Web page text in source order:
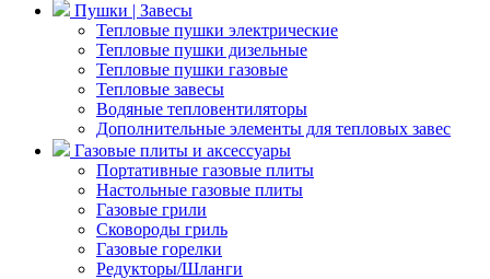
Пушки | Завесы
Тепловые пушки электрические
Тепловые пушки дизельные
Тепловые пушки газовые
Тепловые завесы
Водяные тепловентиляторы
Дополнительные элементы для тепловых завес
Газовые плиты и аксессуары
Портативные газовые плиты
Настольные газовые плиты
Газовые грили
Сковороды гриль
Газовые горелки
Редукторы/Шланги